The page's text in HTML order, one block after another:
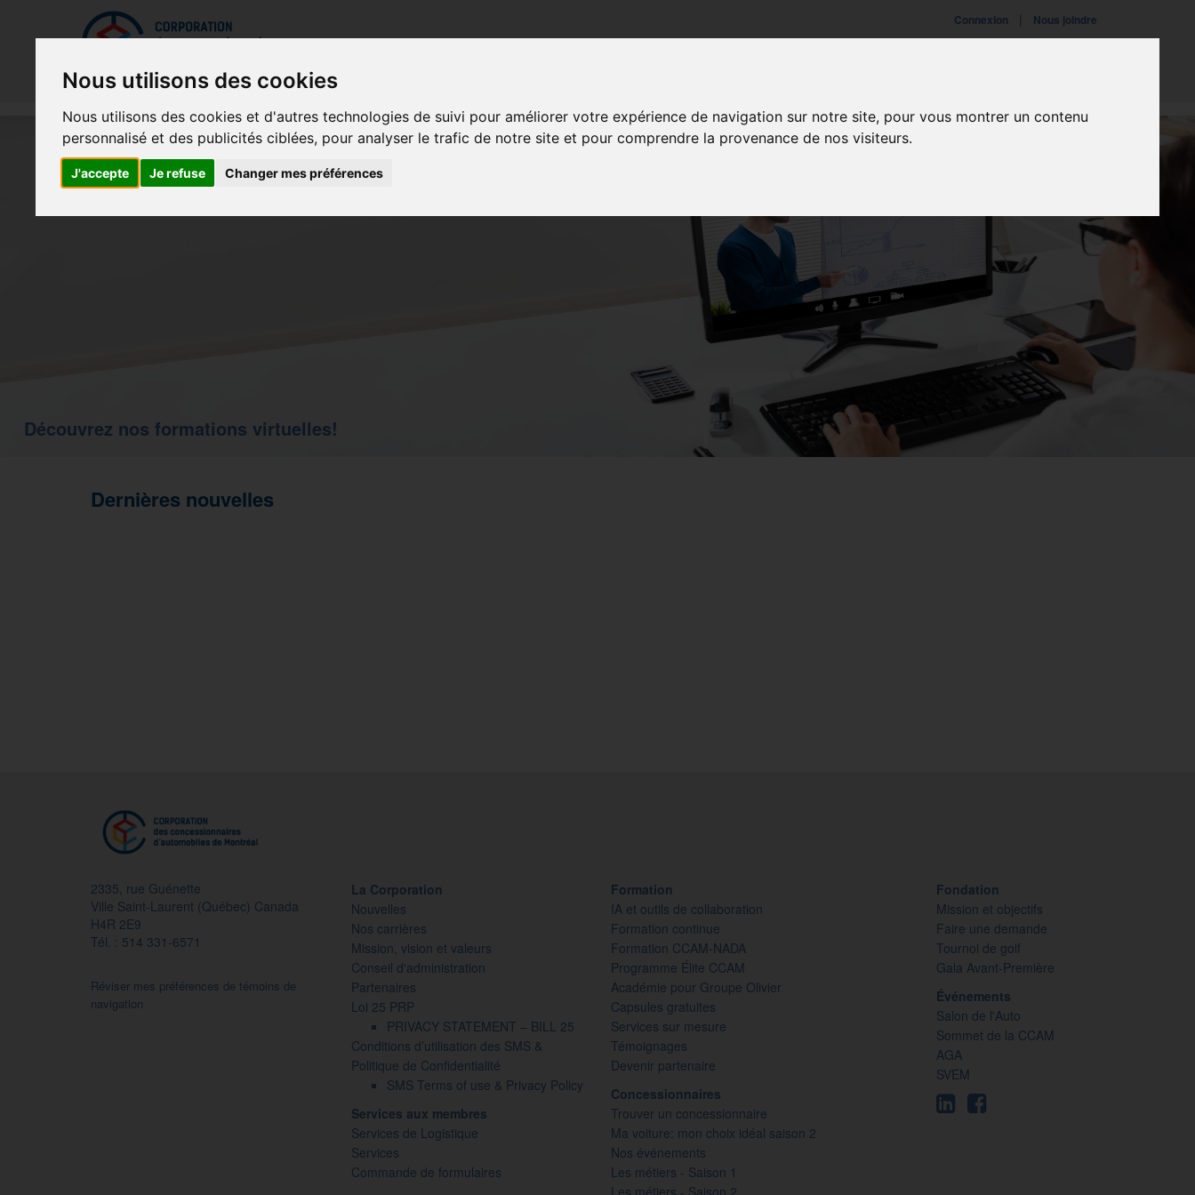
Nous utilisons des cookies
Nous utilisons des cookies et d'autres technologies de suivi pour améliorer votre expérience de navigation sur notre site, pour vous montrer un contenu
personnalisé et des publicités ciblées, pour analyser le trafic de notre site et pour comprendre la provenance de nos visiteurs.
J'accepte Je refuse Changer mes préférences
Mettreà jour vos préférences de témoins
Connexion Nous joindre
Découvrez nos formations virtuelles!
Dernières nouvelles
2335, rue Guénette
Ville Saint-Laurent (Québec) Canada
H4R 2E9
Tél. : 514 331-6571
Réviser mes préférences de témoins de
navigation
La Corporation
Nouvelles
Nos carrières
Mission, vision et valeurs
Conseil d'administration
Partenaires
Loi 25 PRP
PRIVACY STATEMENT – BILL 25
Conditions d’utilisation des SMS &
Politique de Confidentialité
SMS Terms of use & Privacy Policy
Services aux membres
Services de Logistique
Services
Commande de formulaires
Formation
IA et outils de collaboration
Formation continue
Formation CCAM-NADA
Programme Élite CCAM
Académie pour Groupe Olivier
Capsules gratuites
Services sur mesure
Témoignages
Devenir partenaire
Concessionnaires
Trouver un concessionnaire
Ma voiture: mon choix idéal saison 2
Nos événements
Les métiers - Saison 1
Fondation
Mission et objectifs
Faire une demande
Tournoi de golf
Gala Avant-Première
Événements
Salon de l'Auto
Sommet de la CCAM
AGA
SVEM